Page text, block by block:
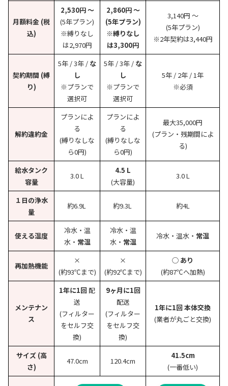
月額料金 (税
込)
2,530円 〜
(5年プラン)
※縛りなし
は2,970円
2,860円 〜
(5年プラン)
※縛りなし
は3,300円
3,140円 〜
(5年プラン)
※2年契約は3,440円
契約期間 (縛
り)
5年 / 3年 / な
し
※プランで
選択可
5年 / 3年 / な
し
※プランで
選択可
5年 / 2年 / 1年
※必須
解約違約金
プランによ
る
(縛りなしな
ら0円)
プランによ
る
(縛りなしな
ら0円)
最大35,000円
(プラン・残期間によ
る)
給水タンク
容量
3.0 L
4.5 L
(大容量)
3.0 L
１日の浄水
量
約6.9L 約9.3L 約4L
使える温度
冷水・温
水・ 常温
冷水・温
水・ 常温
冷水・温水・ 常温
再加熱機能
×
(約93℃まで)
×
(約92℃まで)
◯ あり
(約87℃へ加熱)
メンテナン
ス
1年に1回 配
送
(フィルター
をセルフ交
換)
9ヶ月に1回
配送
(フィルター
をセルフ交
換)
1年に1回 本体交換
(業者が丸ごと交換)
サイズ (高
さ)
47.0cm 120.4cm
41.5cm
(一番低い)